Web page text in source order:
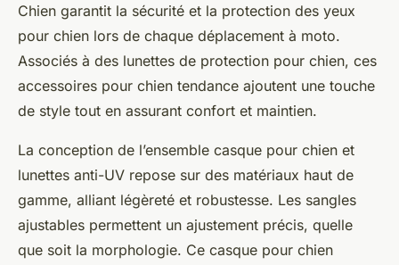
Chien garantit la sécurité et la protection des yeux
pour chien lors de chaque déplacement à moto.
Associés à des lunettes de protection pour chien, ces
accessoires pour chien tendance ajoutent une touche
de style tout en assurant confort et maintien.
La conception de l’ensemble casque pour chien et
lunettes anti-UV repose sur des matériaux haut de
gamme, alliant légèreté et robustesse. Les sangles
ajustables permettent un ajustement précis, quelle
que soit la morphologie. Ce casque pour chien